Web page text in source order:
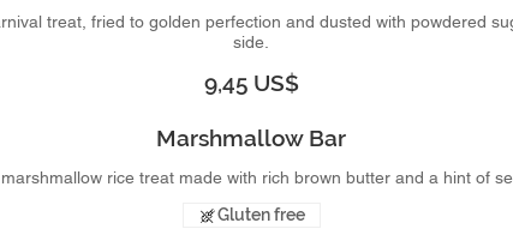
treat, fried to golden perfection and dusted with powdered
side.
9,45 US$
Marshmallow Bar
rice treat made with rich brown butter and a hint of
Gluten free